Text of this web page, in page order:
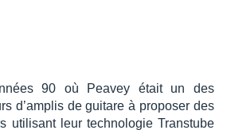
90 où Peavey était un des
d’am­plis de guitare à propo­ser des
utili­sant leur tech­no­lo­gie Trans­tube